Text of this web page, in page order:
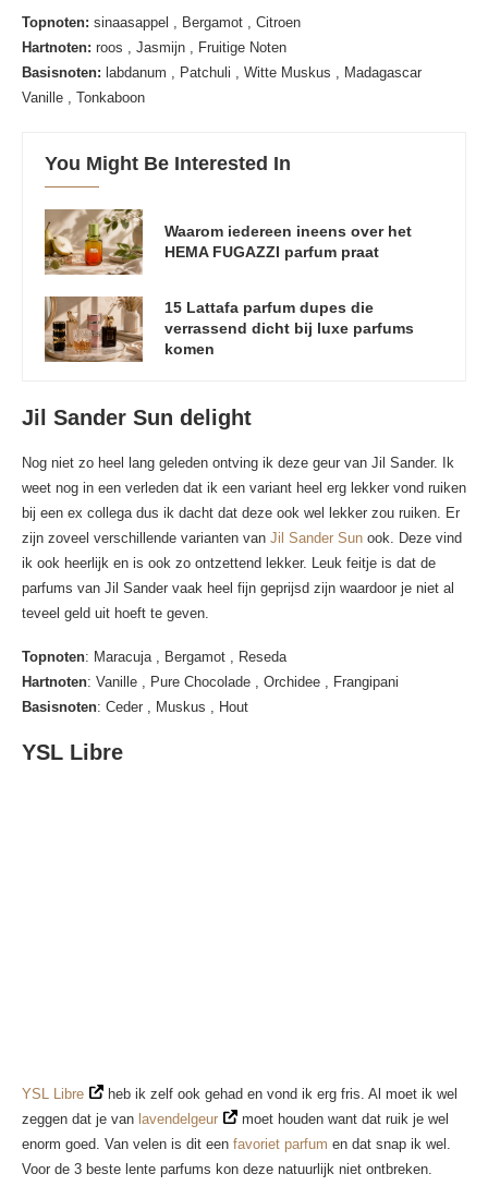
Topnoten: sinaasappel , Bergamot , Citroen
Hartnoten: roos , Jasmijn , Fruitige Noten
Basisnoten: labdanum , Patchuli , Witte Muskus , Madagascar
Vanille , Tonkaboon
You Might Be Interested In
Waarom iedereen ineens over het
HEMA FUGAZZI parfum praat
15 Lattafa parfum dupes die
verrassend dicht bij luxe parfums
komen
Jil Sander Sun delight
Nog niet zo heel lang geleden ontving ik deze geur van Jil Sander. Ik
weet nog in een verleden dat ik een variant heel erg lekker vond ruiken
bij een ex collega dus ik dacht dat deze ook wel lekker zou ruiken. Er
zijn zoveel verschillende varianten van Jil Sander Sun ook. Deze vind
ik ook heerlijk en is ook zo ontzettend lekker. Leuk feitje is dat de
parfums van Jil Sander vaak heel fijn geprijsd zijn waardoor je niet al
teveel geld uit hoeft te geven.
Topnoten: Maracuja , Bergamot , Reseda
Hartnoten: Vanille , Pure Chocolade , Orchidee , Frangipani
Basisnoten: Ceder , Muskus , Hout
YSL Libre
YSL Libre
heb ik zelf ook gehad en vond ik erg fris. Al moet ik wel
zeggen dat je van lavendelgeur
moet houden want dat ruik je wel
enorm goed. Van velen is dit een favoriet parfum en dat snap ik wel.
Voor de 3 beste lente parfums kon deze natuurlijk niet ontbreken.